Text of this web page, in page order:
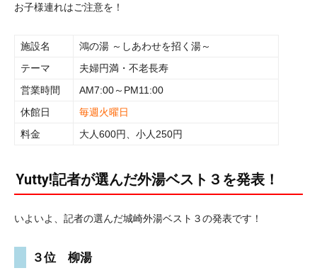
お子様連れはご注意を！
施設名
鴻の湯 ～しあわせを招く湯～
テーマ
夫婦円満・不老長寿
営業時間
AM7:00～PM11:00
休館日
毎週火曜日
料金
大人600円、小人250円
Yutty!記者が選んだ外湯ベスト３を発表！
いよいよ、記者の選んだ城崎外湯ベスト３の発表です！
３位 柳湯